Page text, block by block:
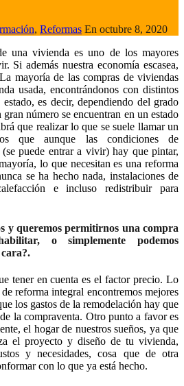
, Reformas En octubre 8, 2020
una vivienda es uno de los mayores
Si además nuestra economía escasea,
mayoría de las compras de viviendas
usada, encontrándonos con distintos
es decir, dependiendo del grado
número se encuentran en un estado
que realizar lo que se suele llamar un
que aunque las condiciones de
puede entrar a vivir) hay que pintar,
lo que necesitan es una reforma
se ha hecho nada, instalaciones de
e incluso redistribuir para
y queremos permitirnos una compra
o simplemente podemos
tener en cuenta es el factor precio. Lo
reforma integral encontremos mejores
los gastos de la remodelación hay que
la compraventa. Otro punto a favor es
el hogar de nuestros sueños, ya que
el proyecto y diseño de tu vivienda,
y necesidades, cosa que de otra
con lo que ya está hecho.